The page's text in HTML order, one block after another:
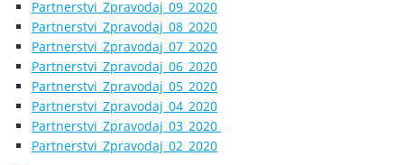
Partnerstvi_Zpravodaj_09_2020
Partnerstvi_Zpravodaj_08_2020
Partnerstvi_Zpravodaj_07_2020
Partnerstvi_Zpravodaj_06_2020
Partnerstvi_Zpravodaj_05_2020
Partnerstvi_Zpravodaj_04_2020
Partnerstvi_Zpravodaj_03_2020
Partnerstvi_Zpravodaj_02_2020